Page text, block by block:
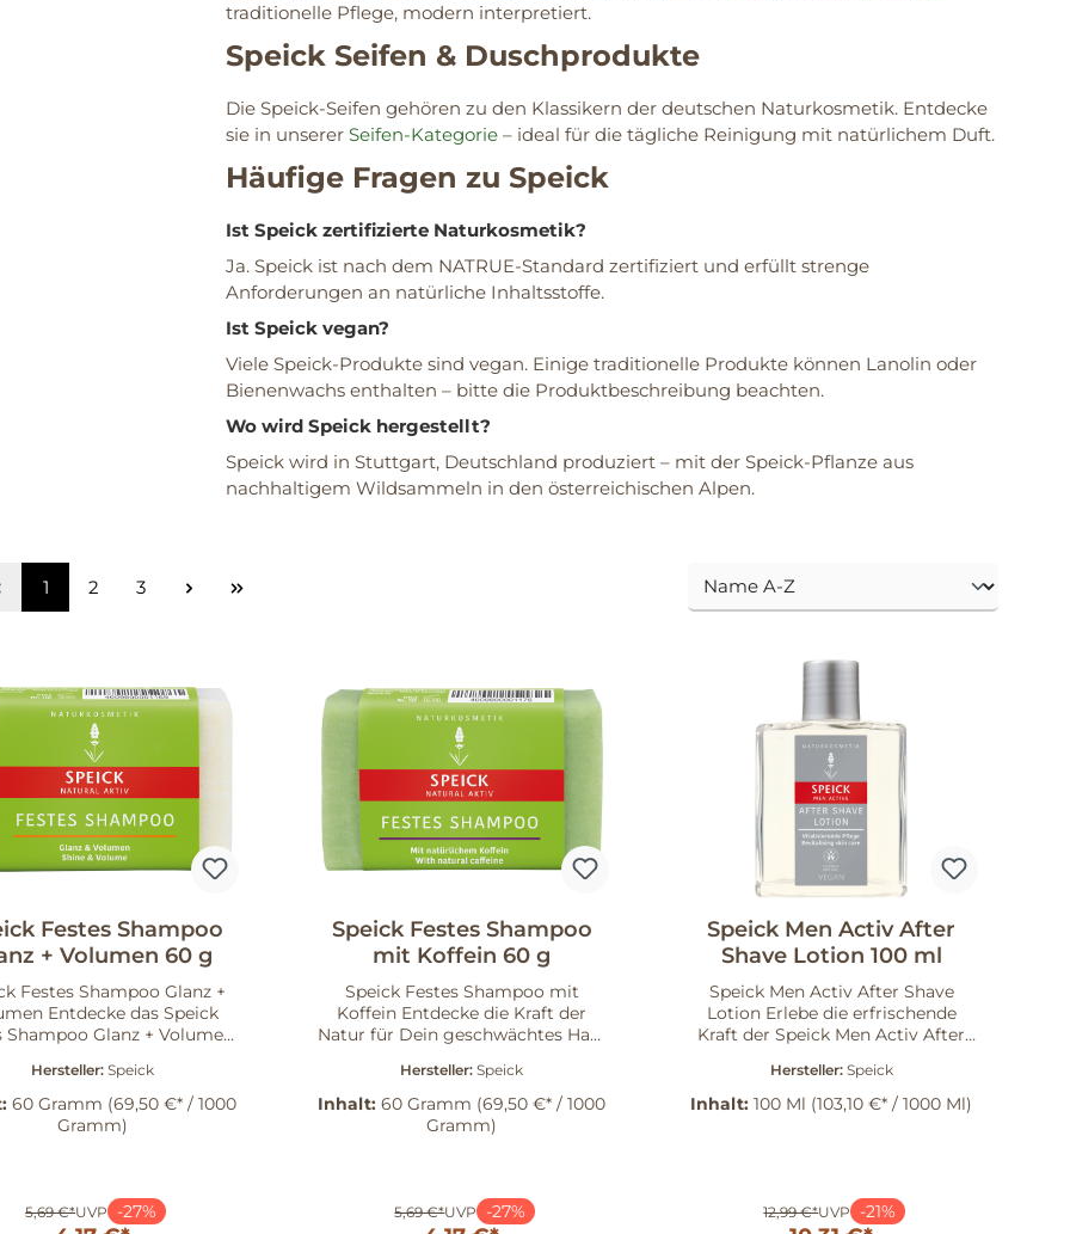
traditionelle Pflege, modern interpretiert.
Speick Seifen & Duschprodukte
Die Speick-Seifen gehören zu den Klassikern der deutschen Naturkosmetik. Entdecke
sie in unserer Seifen-Kategorie– ideal für die tägliche Reinigung mit natürlichem Duft.
Häufige Fragen zu Speick
Ist Speick zertifizierte Naturkosmetik?
Ja. Speick ist nach dem NATRUE-Standard zertifiziert und erfüllt strenge
Anforderungen an natürliche Inhaltsstoffe.
Ist Speick vegan?
Viele Speick-Produkte sind vegan. Einige traditionelle Produkte können Lanolin oder
Bienenwachs enthalten – bitte die Produktbeschreibung beachten.
Wo wird Speick hergestellt?
Speick wird in Stuttgart, Deutschland produziert – mit der Speick-Pflanze aus
nachhaltigem Wildsammeln in den österreichischen Alpen.
1 2 3
Festes Shampoo
+ Volumen 60 g
Festes Shampoo Glanz +
das Speick
Shampoo Glanz + Volumen,
entwickelt wurde. Dieser
Shampoo Bar reinigt
und gründlich, während er
reichhaltigen Schaum
nicht nur plastikfrei,
kommt auch in einer
Hersteller:Speick
60 Gramm (69,50 €* / 1000
Gramm)
5,69 €*UVP -27%
Speick Festes Shampoo
mit Koffein 60 g
Speick Festes Shampoo mit
Koffein Entdecke die Kraft der
Natur für Dein geschwächtes Haar
mit Koffein. Dieser innovative
Shampoo Bar reinigt sanft und
gründlich und verwandelt die
Haarwäsche in ein wohltuendes
während die leichte, plastikfreie
Formulierung der Umwelt
Hersteller:Speick
Inhalt:60 Gramm (69,50 €* / 1000
Gramm)
5,69 €*UVP -27%
Speick Men Activ After
Shave Lotion 100 ml
Speick Men Activ After Shave
Lotion Erlebe die erfrischende
Kraft der Speick Men Activ After
Lotion ist der perfekte Begleiter
für Deine Rasur und sorgt für ein
revitalisiertes Hautgefühl. Sie
Shave Lotion enthält natürliche
essentielle Fettsäuren (Vitamin F),
Hersteller: Speick
Inhalt:100 Ml (103,10 €* / 1000 Ml)
12,99 €*UVP -21%